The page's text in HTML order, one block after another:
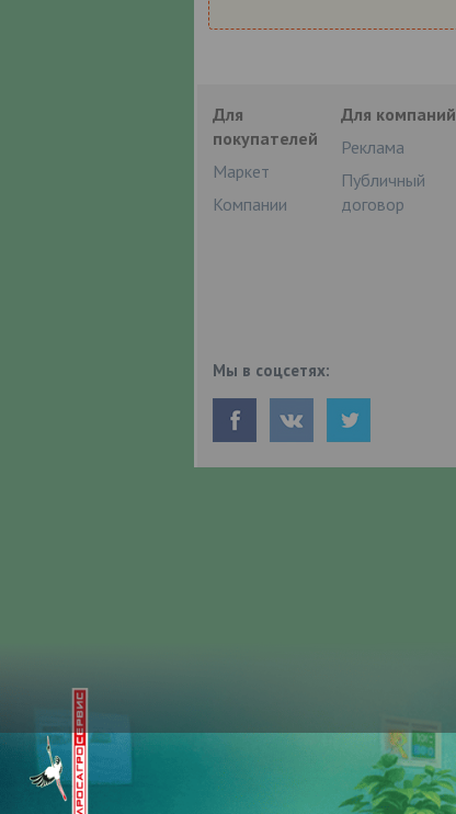
Для
покупателей
Маркет
Компании
Для компаний
Реклама
Публичный
договор
Мы в соцсетях: